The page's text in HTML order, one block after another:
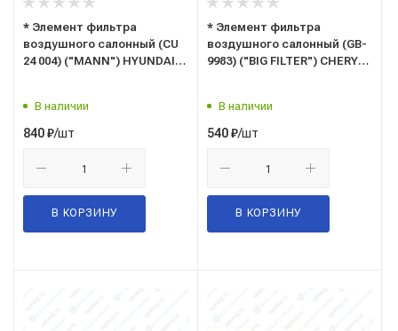
* Элемент фильтра
воздушного салонный (CU
24 004) ("MANN") HYUNDAI,
CU24004
В наличии
840₽/шт
В КОРЗИНУ
* Элемент фильтра
воздушного салонный (GB-
9983) ("BIG FILTER") CHERY
301000849AA, 301001157AA,
T15810701)
В наличии
540₽/шт
В КОРЗИНУ